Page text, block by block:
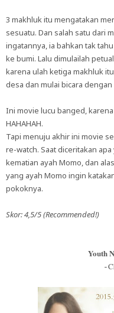
3 makhluk itu mengatakan
sesuatu. Dan salah satu dari
ingatannya, ia bahkan tak
ke bumi. Lalu dimulailah
karena ulah ketiga makhluk
desa dan mulai bicara
Ini movie lucu banged,
HAHAHAH.
Tapi menuju akhir ini movie
re-watch. Saat diceritakan
kematian ayah Momo, dan
yang ayah Momo ingin
pokoknya.
Skor: 4,5/5 (Recommended!)
Youth
-